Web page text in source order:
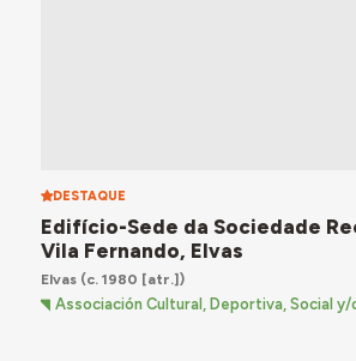
DESTAQUE
Edifício-Sede da Sociedade
Vila Fernando, Elvas
Elvas(c. 1980 [atr.])
Associación Cultural, Deportiva, Social